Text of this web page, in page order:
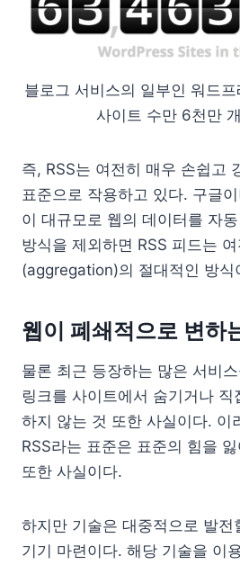
블로그 서비스의 일부인 워드
사이트 수만 6천만
즉, RSS는 여전히 매우 손쉽고
표준으로 작용하고 있다. 구글
이 대규모로 웹의 데이터를 자
방식을 제외하면 RSS 피드는
(aggregation)의 절대적인 방식
웹이 폐쇄적으로 변하
물론 최근 등장하는 많은 서비
링크를 사이트에서 숨기거나 직
하지 않는 것 또한 사실이다. 이
RSS라는 표준은 표준의 힘을
또한 사실이다.
하지만 기술은 대중적으로 발전
기기 마련이다. 해당 기술을 이